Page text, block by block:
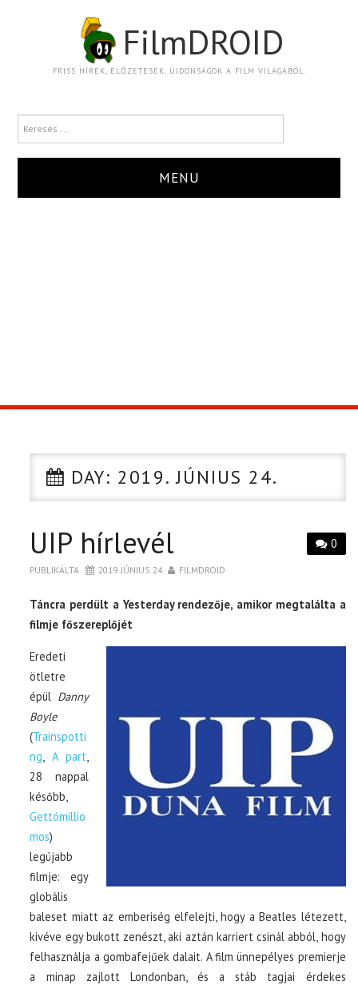
FilmDROID
FRISS HÍREK, ELŐZETESEK, ÚJDONSÁGOK A FILM VILÁGÁBÓL.
MENU
CIKK
PÓLÓ RENDELÉS
DAY: 2019. JÚNIUS 24.
0
UIP hírlevél
PUBLIKÁLTA 2019. JÚNIUS 24. FILMDROID
Táncra perdült a Yesterday rendezője, amikor megtalálta a
filmje főszereplőjét
Eredeti
ötletre
épül Danny
Boyle
(Trainspotti
ng,A part,
28 nappal
később,
Gettómillio
mos)
legújabb
filmje: egy
globális
baleset miatt az emberiség elfelejti, hogy a Beatles létezett,
kivéve egy bukott zenészt, aki aztán karriert csinál abból, hogy
felhasználja a gombafejűek dalait. A film ünnepélyes premierje
a minap zajlott Londonban, és a stáb tagjai érdekes